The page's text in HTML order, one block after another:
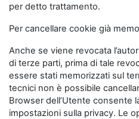
per detto trattamento.
Per cancellare cookie già
Anche se viene revocata
di terze parti, prima di tale
essere stati memorizzati sul
tecnici non è possibile
Browser dell’Utente consente
impostazioni sulla privacy. Le